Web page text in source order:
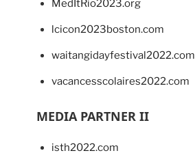
MedItRio2023.org
lcicon2023boston.com
waitangidayfestival2022.com
vacancesscolaires2022.com
MEDIA PARTNER II
isth2022.com